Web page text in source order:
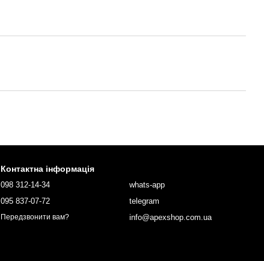
Контактна інформація
098 312-14-34
095 837-07-72
Передзвонити вам?
whats-app
telegram
info@apexshop.com.ua